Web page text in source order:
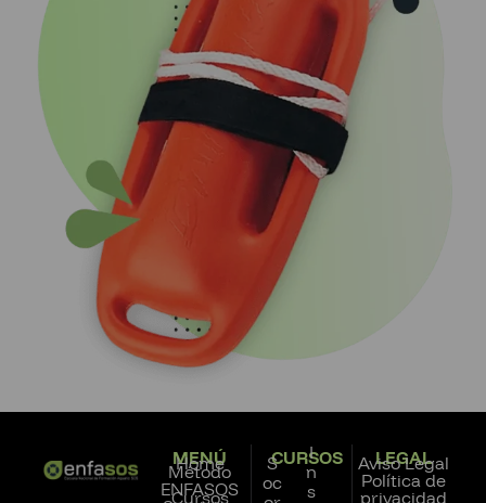
MENÚ
Home
Método
ENFASOS
Cursos
CURSOS
S
oc
I
n
s
LEGAL
Aviso Legal
Política de
privacidad